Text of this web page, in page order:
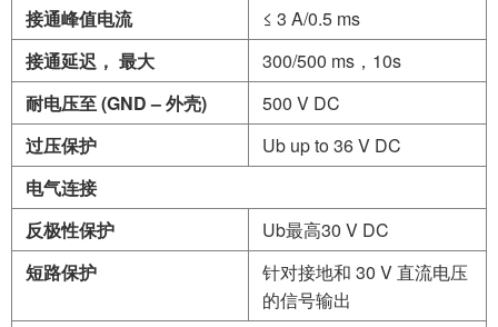
接通峰值电流
≤ 3 A/0.5 ms
接通延迟， 最大
300/500 ms，10s
耐电压至(GND–外壳)
500 V DC
过压保护
Ub up to 36 V DC
电气连接
反极性保护
Ub最高30 V DC
短路保护
针对接地和 30 V 直流电压
的信号输出